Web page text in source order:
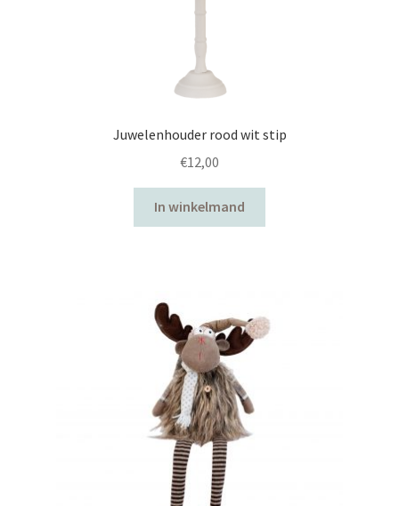
Juwelenhouder rood wit stip
€12,00
In winkelmand